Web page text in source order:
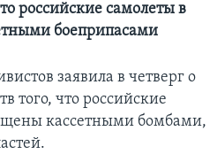
российские самолеты в
боеприпасами
заявила в четверг о
того, что российские
кассетными бомбами,